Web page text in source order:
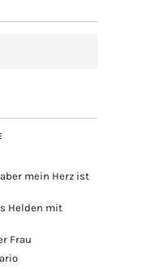
mein Herz ist
Helden mit
Frau